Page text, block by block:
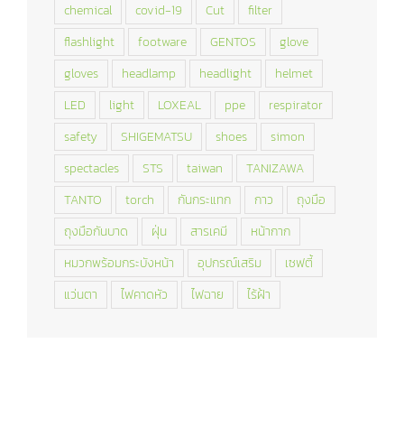
chemical
covid-19 Cut
filter
flashlight
footware GENTOS
glove
gloves
headlamp headlight
helmet
LED
light LOXEAL ppe
respirator
safety
SHIGEMATSU shoes
simon
spectacles
STS taiwan
TANIZAWA
TANTO
torch กันกระแทก กาว
ถุงมือ
ถุงมือกันบาด
ฝุ่น สารเคมี
หน้ากาก
หมวกพร้อมกระบังหน้า
อุปกรณ์เสริม
เซฟตี้
แว่นตา
ไฟคาดหัว ไฟฉาย ไร้ฝ้า